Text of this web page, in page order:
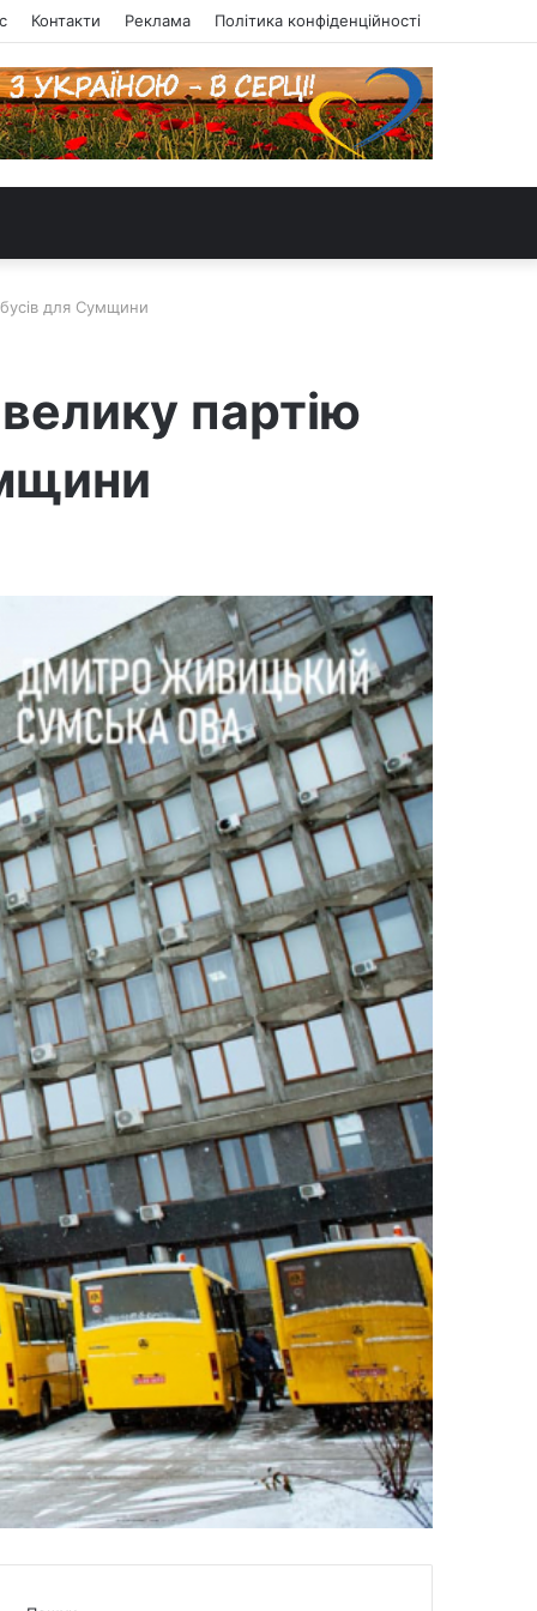
Контакти Реклама Політика конфіденційності
для Сумщини
партію